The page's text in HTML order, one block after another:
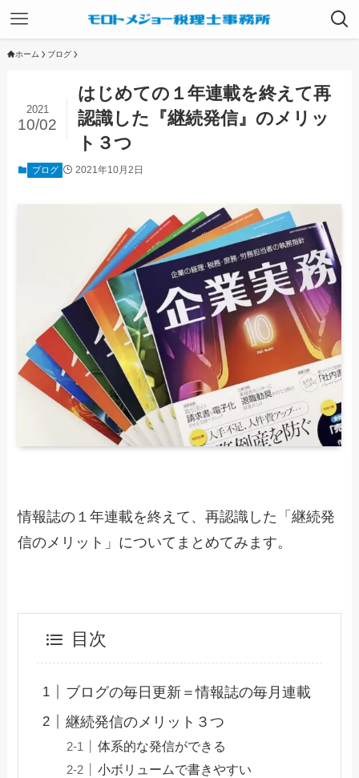
ホーム ブログ
はじめての１年連載を終えて再
認識した『継続発信』のメリッ
ト３つ
2021
10/02
ブログ 2021年10月2日
情報誌の１年連載を終えて、再認識した「継続発
信のメリット」についてまとめてみます。
目次
ブログの毎日更新＝情報誌の毎月連載
継続発信のメリット３つ
体系的な発信ができる
小ボリュームで書きやすい